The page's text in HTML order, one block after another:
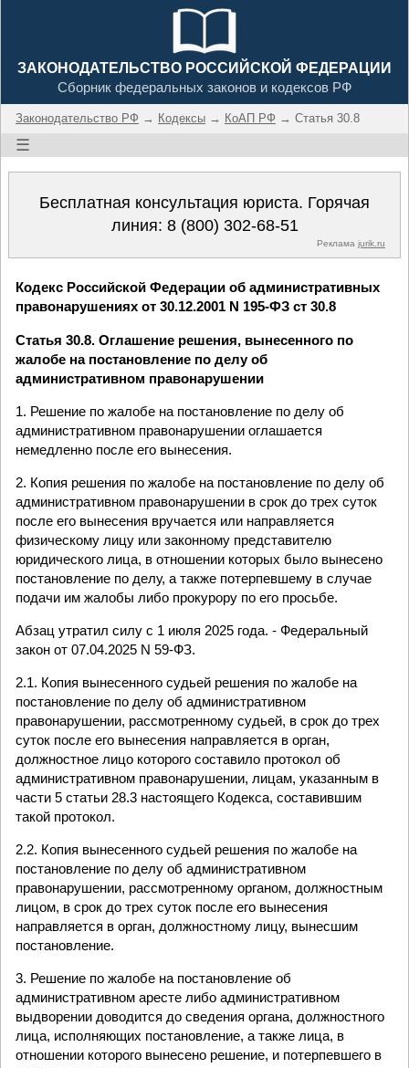
ЗАКОНОДАТЕЛЬСТВО РОССИЙСКОЙ ФЕДЕРАЦИИ
Сборник федеральных законов и кодексов РФ
Законодательство РФ → Кодексы → КоАП РФ → Статья 30.8
☰
Бесплатная консультация юриста. Горячая
линия: 8 (800) 302-68-51
Реклама jurik.ru
Кодекс Российской Федерации об административных
правонарушениях от 30.12.2001 N 195-ФЗ ст 30.8
Статья 30.8. Оглашение решения, вынесенного по
жалобе на постановление по делу об
административном правонарушении
1. Решение по жалобе на постановление по делу об
административном правонарушении оглашается
немедленно после его вынесения.
2. Копия решения по жалобе на постановление по делу об
административном правонарушении в срок до трех суток
после его вынесения вручается или направляется
физическому лицу или законному представителю
юридического лица, в отношении которых было вынесено
постановление по делу, а также потерпевшему в случае
подачи им жалобы либо прокурору по его просьбе.
Абзац утратил силу с 1 июля 2025 года. - Федеральный
закон от 07.04.2025 N 59-ФЗ.
2.1. Копия вынесенного судьей решения по жалобе на
постановление по делу об административном
правонарушении, рассмотренному судьей, в срок до трех
суток после его вынесения направляется в орган,
должностное лицо которого составило протокол об
административном правонарушении, лицам, указанным в
части 5 статьи 28.3 настоящего Кодекса, составившим
такой протокол.
2.2. Копия вынесенного судьей решения по жалобе на
постановление по делу об административном
правонарушении, рассмотренному органом, должностным
лицом, в срок до трех суток после его вынесения
направляется в орган, должностному лицу, вынесшим
постановление.
3. Решение по жалобе на постановление об
административном аресте либо административном
выдворении доводится до сведения органа, должностного
лица, исполняющих постановление, а также лица, в
отношении которого вынесено решение, и потерпевшего в